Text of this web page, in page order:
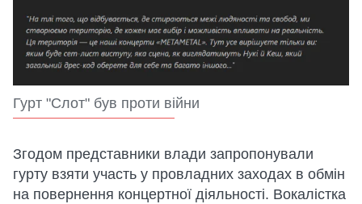
Гурт "Слот" був проти війни
Згодом представники влади запропонували
гурту взяти участь у провладних заходах в обмін
на повернення концертної діяльності. Вокалістка